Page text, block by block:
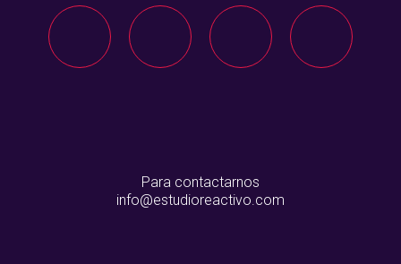
Para contactarnos
info
estudioreactivo.com